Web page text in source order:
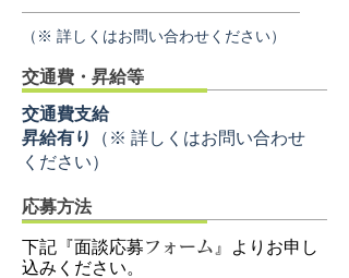
（※ 詳しくはお問い合わせください）
交通費・昇給等
交通費支給
昇給有り
（※ 詳しくはお問い合わせ
ください）
応募方法
下記『面談応募フォーム 』よりお申し
込みください。